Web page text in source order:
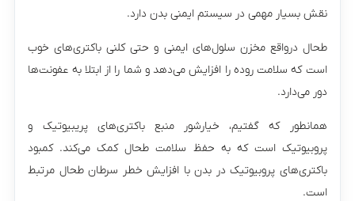
نقش بسیار مهمی در سیستم ایمنی بدن دارد.
طحال درواقع مخزن سلول‌های ایمنی و حتی کلنی باکتری‌های خوب
است که سلامت روده را افزایش می‌دهد و شما را از ابتلا به عفونت‌ها
دور می‌دارد.
همانطور که گفتیم، خیارشور منبع باکتری‌های پریبیوتیک و
پروبیوتیک است که به حفظ سلامت طحال کمک می‌کند. کمبود
باکتری‌های پروبیوتیک در بدن با افزایش خطر سرطان طحال مرتبط
است.